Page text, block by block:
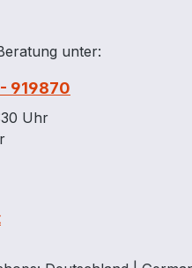
unter:
919870
Uhr